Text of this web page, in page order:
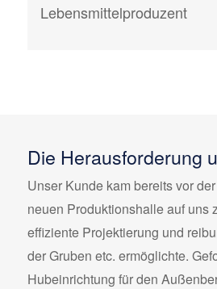
Lebensmittelproduzent
Die Herausforderung
Unser Kunde kam bereits vor
neuen Produktionshalle auf uns
effiziente Projektierung und
der Gruben etc. ermöglichte.
Hubeinrichtung für den